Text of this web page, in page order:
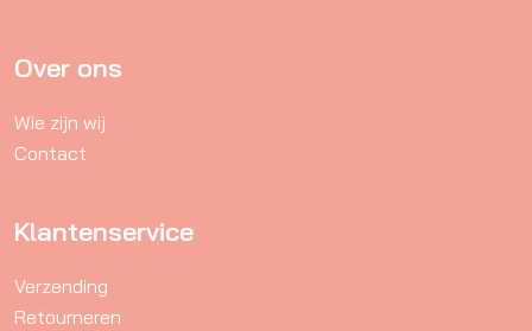
Over ons
Wie zijn wij
Contact
Klantenservice
Verzending
Retourneren